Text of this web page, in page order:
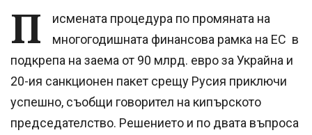
П
исмената процедура по промяната на
многогодишната финансова рамка на ЕС в
подкрепа на заема от 90 млрд. евро за Украйна и
20-ия санкционен пакет срещу Русия приключи
успешно, съобщи говорител на кипърското
председателство. Решението и по двата въпроса